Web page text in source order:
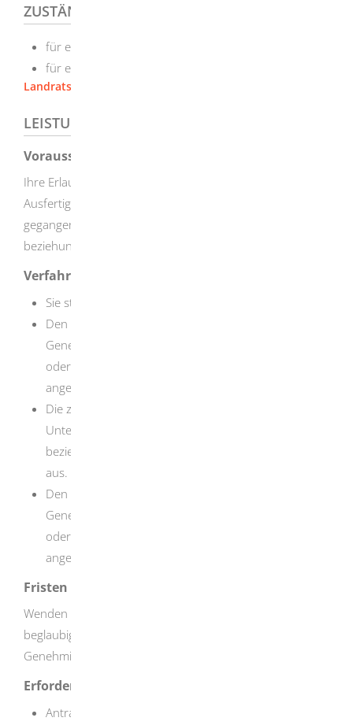
ZUSTÄNDIGE STELLE
für einen Stadtkreis: die Stadtverwaltung
für einen Landkreis: das Landratsamt
Landratsamt Heidenheim
LEISTUNGSDETAILS
Voraussetzungen
Ihre Erlaubnisurkunde oder Gemeinschaftslizenz oder die
Ausfertigungen/Kopie für ein Fahrzeug ist verloren
gegangen, gestohlen worden oder ist unbrauchbar
beziehungsweise unleserlich.
Verfahrensablauf
Sie stellen einen Antrag für die Ersatzausstellung.
Den Antrag müssen Sie bei der
Genehmigungsbehörde Ihres Wohnortes schriftlich
oder, soweit dies von der zuständigen Behörde
angeboten wird, als Online-Antrag stellen.
Die zuständige Genehmigungsbehörde prüft die
Unterlagen und stellt eine Ersatz-Gemeinschaflizenz
beziehungsweise den Ersatz einer beglaubigten Kopie
aus.
Den Antrag müssen Sie bei der
Genehmigungsbehörde Ihres Wohnortes schriftlich
oder, soweit dies von der zuständigen Behörde
angeboten wird, als Online-Antrag stellen.
Fristen
Wenden Sie sich bei Verlust einer Urkunde oder
beglaubigten Kopie sofort an die zuständige
Genehmigungsbehörde.
Erforderliche Unterlagen
Antrag auf Ersatzausstellung